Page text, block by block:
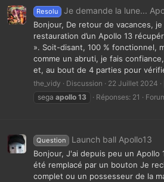
Resolu Je demande la lune...
Bonjour, De retour de vacances,
restauration d’un Apollo 13
». Soit-disant, 100 % fonctionnel,
comme un abruti, je fais
et, au bout de 4 parties pour
the_vidy Discussion 22 Juillet 2024
sega apollo 13 Réponses: 21
Question Launch ball Apollo13
Bonjour, J'ai depuis peu un Apollo
été remplacé par un bouton Je
complet ou un possesseur de la